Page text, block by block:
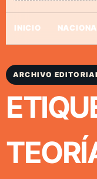
INICIO
ARCHIVO